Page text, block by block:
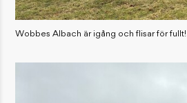
Wobbes Albach är igång och flisar för fullt!